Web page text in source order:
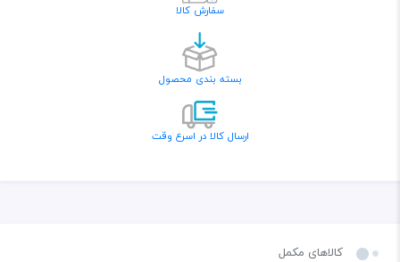
سفارش کالا
بسته بندی محصول
ارسال کالا در اسرع وقت
کالاهای مکمل